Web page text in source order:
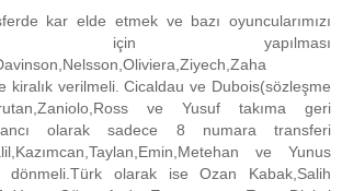
kar elde etmek ve bazı oyuncularımızı
için yapılması
kiralık verilmeli. Cicaldau ve Dubois(sözleşme
ve Yusuf takıma geri
olarak sadece 8 numara transferi
ve Yunus
dönmeli.Türk olarak ise Ozan Kabak,Salih